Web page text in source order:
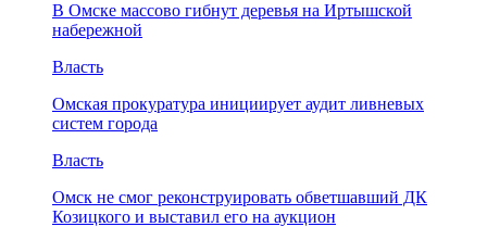
В Омске массово гибнут деревья на Иртышской
набережной
Власть
Омская прокуратура инициирует аудит ливневых
систем города
Власть
Омск не смог реконструировать обветшавший ДК
Козицкого и выставил его на аукцион